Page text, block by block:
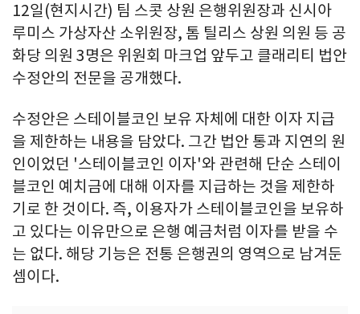
12일(현지시간) 팀 스콧 상원 은행위원장과 신시아
루미스 가상자산 소위원장, 톰 틸리스 상원 의원 등 공
화당 의원 3명은 위원회 마크업 앞두고 클래리티 법안
수정안의 전문을 공개했다.
수정안은 스테이블코인 보유 자체에 대한 이자 지급
을 제한하는 내용을 담았다. 그간 법안 통과 지연의 원
인이었던 '스테이블코인 이자'와 관련해 단순 스테이
블코인 예치금에 대해 이자를 지급하는 것을 제한하
기로 한 것이다. 즉, 이용자가 스테이블코인을 보유하
고 있다는 이유만으로 은행 예금처럼 이자를 받을 수
는 없다. 해당 기능은 전통 은행권의 영역으로 남겨둔
셈이다.